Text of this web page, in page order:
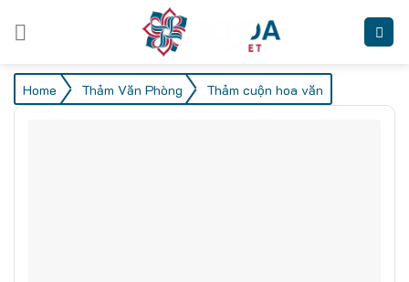
Home / Thảm Văn Phòng / Thảm cuộn hoa văn